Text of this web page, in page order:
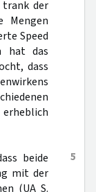
trank der
Mengen
Speed
hat das
dass
5
beide
mit der
(UA S.